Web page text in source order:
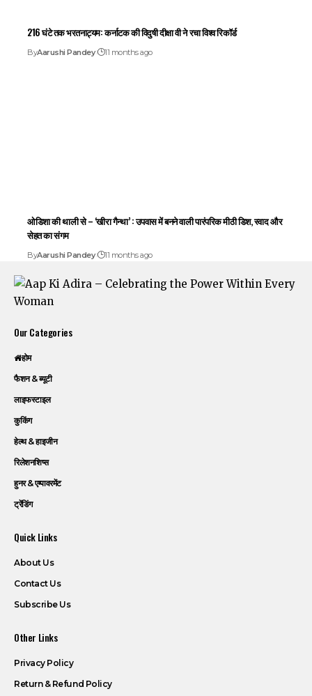
216 घंटे तक भरतनाट्यम: कर्नाटक की विदुषी दीक्षा वी ने रचा विश्व रिकॉर्ड
ByAarushi Pandey 11 months ago
ओडिशा की थाली से – ‘खीरा गैन्था’ : उपवास में बनने वाली पारंपरिक मीठी डिश, स्वाद और
सेहत का संगम
ByAarushi Pandey 11 months ago
Our Categories
होम
फैशन & ब्यूटी
लाइफस्टाइल
कुकिंग
हेल्थ & हाइजीन
रिलेशनशिप्स
हुनर & एम्पावरमेंट
ट्रेंडिंग
Quick Links
About Us
Contact Us
Subscribe Us
Other Links
Privacy Policy
Return & Refund Policy